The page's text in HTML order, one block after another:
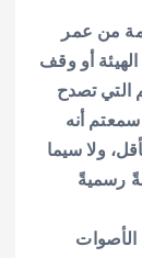
من عمر
أو وقف
التي تصدح
سمعتم أنه
ولا سيما
رسميةً